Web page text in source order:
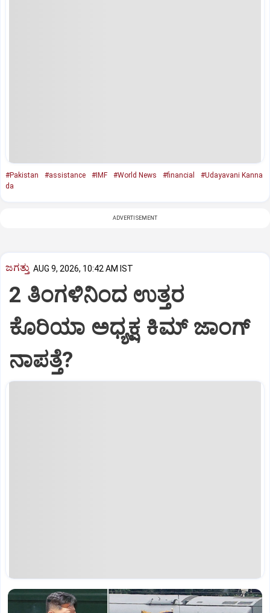
#Pakistan #assistance #IMF #World News #financial
#Udayavani Kanna
da
ADVERTISEMENT
ಜಗತ್ತು AUG 9, 2026, 10:42 AM IST
2 ತಿಂಗಳಿನಿಂದ ಉತ್ತರ
ಕೊರಿಯಾ ಅಧ್ಯಕ್ಷ ಕಿಮ್‌ ಜಾಂಗ್‌
ನಾಪತ್ತೆ?